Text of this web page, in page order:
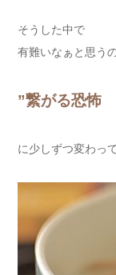
そうした中で
有難いなぁと思う
”繋がる恐
に少しずつ変わっ